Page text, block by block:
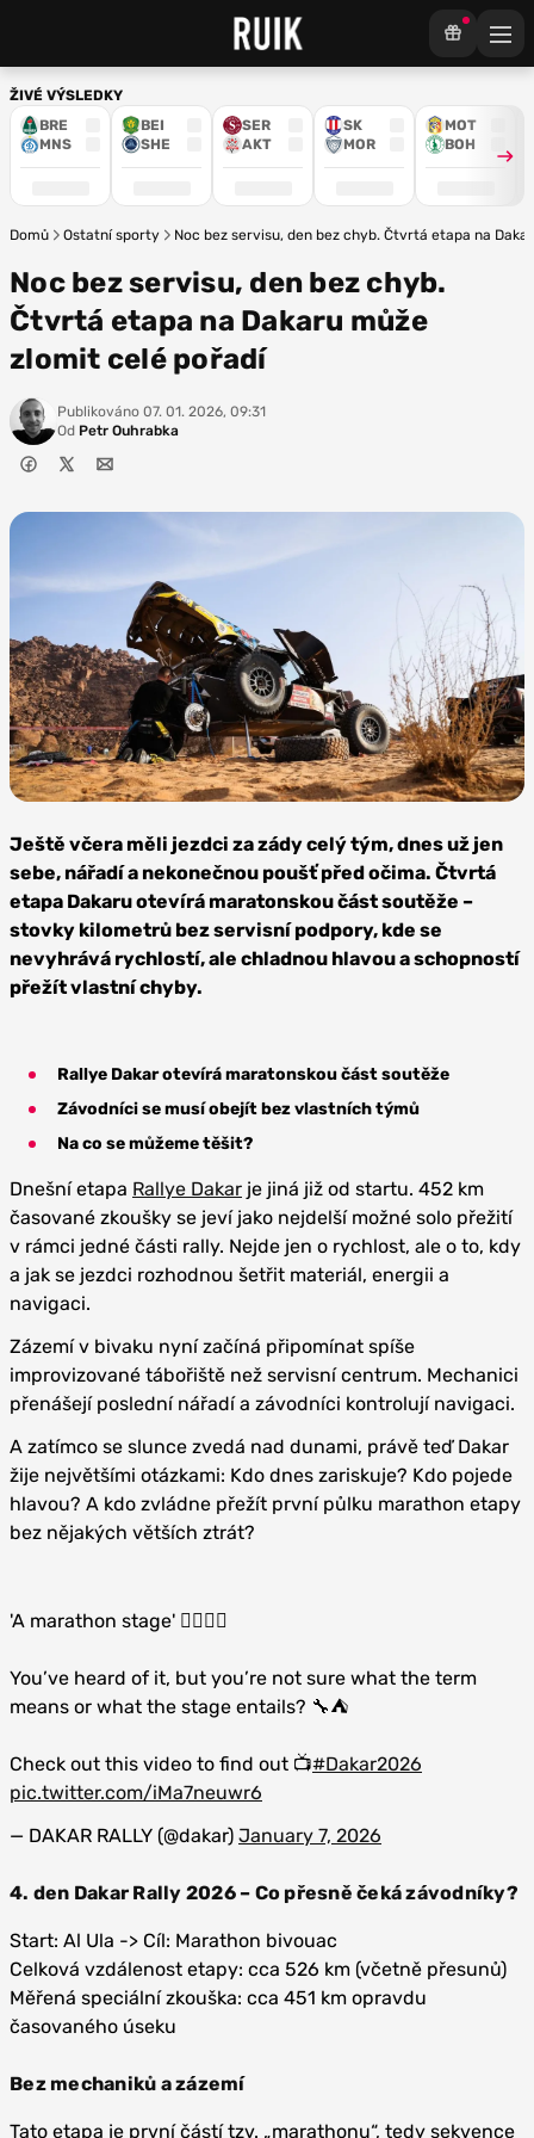
ŽIVÉ VÝSLEDKY
BRE
MNS
BEI
SHE
SER
AKT
SK
MOR
MOT
BOH
Domů Ostatní sporty Noc bez servisu, den bez chyb. Čtvrtá etapa na
Noc bez servisu, den bez chyb.
Čtvrtá etapa na Dakaru může
zlomit celé pořadí
Publikováno 07. 01. 2026, 09:31
Od Petr Ouhrabka
Profimedia
Ještě včera měli jezdci za zády celý tým, dnes už jen
sebe, nářadí a nekonečnou poušť před očima. Čtvrtá
etapa Dakaru otevírá maratonskou část soutěže –
stovky kilometrů bez servisní podpory, kde se
nevyhrává rychlostí, ale chladnou hlavou a schopností
přežít vlastní chyby.
Rallye Dakar otevírá maratonskou část soutěže
Závodníci se musí obejít bez vlastních týmů
Na co se můžeme těšit?
Dnešní etapa Rallye Dakar je jiná již od startu. 452 km
časované zkoušky se jeví jako nejdelší možné solo přežití
v rámci jedné části rally. Nejde jen o rychlost, ale o to, kdy
a jak se jezdci rozhodnou šetřit materiál, energii a
navigaci.
Zázemí v bivaku nyní začíná připomínat spíše
improvizované tábořiště než servisní centrum. Mechanici
přenášejí poslední nářadí a závodníci kontrolují navigaci.
A zatímco se slunce zvedá nad dunami, právě teď Dakar
žije největšími otázkami: Kdo dnes zariskuje? Kdo pojede
hlavou? A kdo zvládne přežít první půlku marathon etapy
bez nějakých větších ztrát?
'A marathon stage' 🏃‍♂️🏃‍♀️
You’ve heard of it, but you’re not sure what the term
means or what the stage entails? 🔧⛺️
Check out this video to find out 📺#Dakar2026
pic.twitter.com/iMa7neuwr6
— DAKAR RALLY (@dakar) January 7, 2026
4. den Dakar Rally 2026 – Co přesně čeká závodníky?
Start: Al Ula -> Cíl: Marathon bivouac
Celková vzdálenost etapy: cca 526 km (včetně přesunů)
Měřená speciální zkouška: cca 451 km opravdu
časovaného úseku
Bez mechaniků a zázemí
Tato etapa je první částí tzv. „marathonu“, tedy sekvence